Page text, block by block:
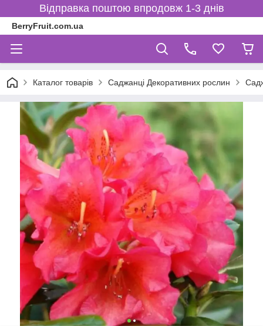
Відправка поштою впродовж 1-3 днів
BerryFruit.com.ua
Каталог товарів Саджанці Декоративних рослин